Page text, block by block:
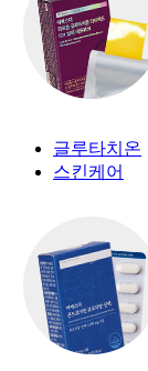
글루타치온
스킨케어